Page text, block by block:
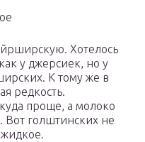
Хотелось
у джерсиек, но у
К тому же в
редкость.
проще, а молоко
Вот голштинских не